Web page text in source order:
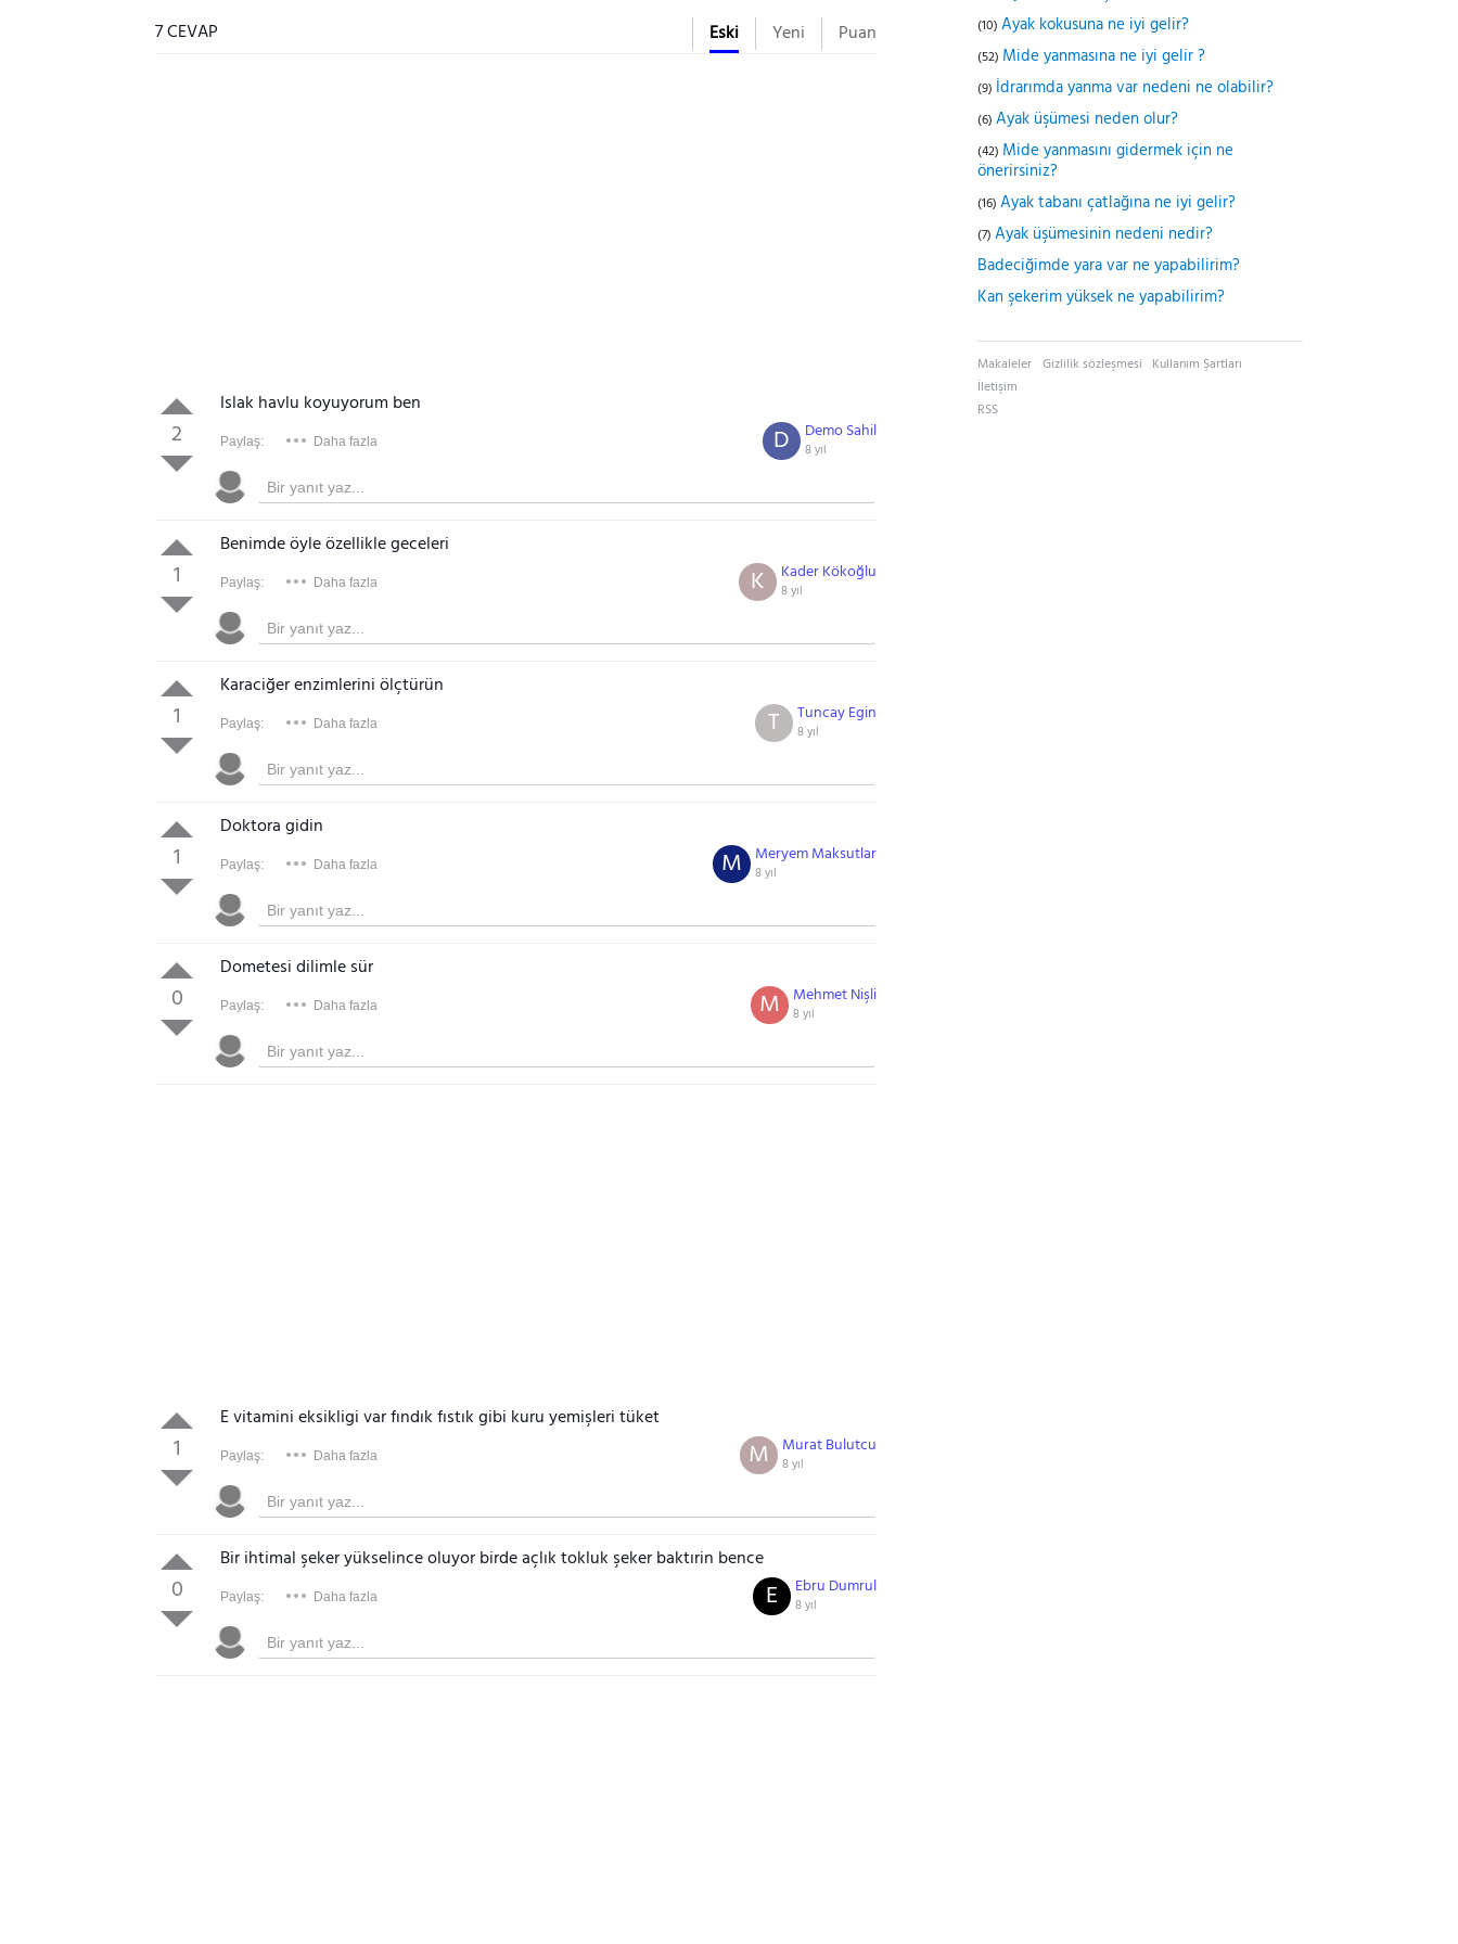
7 CEVAP Eski Yeni Puan
2
Islak havlu koyuyorum ben
Paylaş: Daha fazla Demo Sahil
8 yıl
D
1
Benimde öyle özellikle geceleri
Paylaş: Daha fazla Kader Kökoğlu
8 yıl
K
1
Karaciğer enzimlerini ölçtürün
Paylaş: Daha fazla Tuncay Egin
8 yıl
T
1
Doktora gidin
Paylaş: Daha fazla Meryem Maksutlar
8 yıl
M
0
Dometesi dilimle sür
Paylaş: Daha fazla Mehmet Nişli
8 yıl
M
1
E vitamini eksikligi var fındık fıstık gibi kuru yemişleri tüket
Paylaş: Daha fazla Murat Bulutcu
8 yıl
M
0
Bir ihtimal şeker yükselince oluyor birde açlık tokluk şeker baktırin bence
Paylaş: Daha fazla Ebru Dumrul
8 yıl
E
(10) Ayak kokusuna ne iyi gelir?
(52) Mide yanmasına ne iyi gelir ?
(9) İdrarımda yanma var nedeni ne olabilir?
(6) Ayak üşümesi neden olur?
(42) Mide yanmasını gidermek için ne
önerirsiniz?
(16) Ayak tabanı çatlağına ne iyi gelir?
(7) Ayak üşümesinin nedeni nedir?
Badeciğimde yara var ne yapabilirim?
Kan şekerim yüksek ne yapabilirim?
Makaleler Gizlilik sözleşmesi Kullanım Şartları
İletişim
RSS